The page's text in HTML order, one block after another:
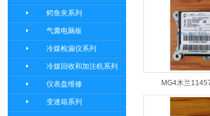
鳄鱼夹系列
气囊电脑板
冷媒检漏仪系列
冷媒回收和加注机系列
仪表盘维修
变速箱系列
MG4木兰